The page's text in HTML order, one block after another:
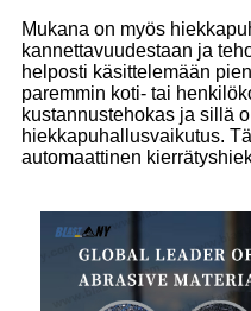
Mukana on myös
kannettavuudestaan ​​ja
helposti käsittelemään
paremmin koti- tai
kustannustehokas ja sillä
hiekkapuhallusvaikutus.
automaattinen